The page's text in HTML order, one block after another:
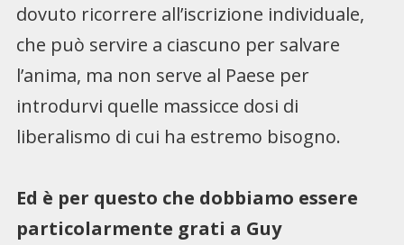
dovuto ricorrere all’iscrizione individuale,
che può servire a ciascuno per salvare
l’anima, ma non serve al Paese per
introdurvi quelle massicce dosi di
liberalismo di cui ha estremo bisogno.
Ed è per questo che dobbiamo essere
particolarmente grati a Guy